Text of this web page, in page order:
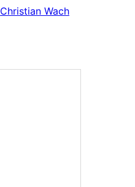
Christian Wach